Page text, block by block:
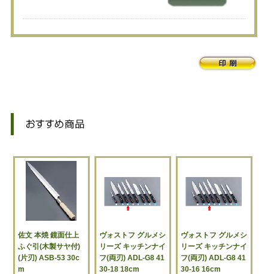
佐文 本焼 鏡面仕上
ふぐ引(木製サヤ付)
(片刃) ASB-53 30c
m
ヴォストフ グルメシ
リーズ キッチンナイ
フ(両刃) ADL-G8 41
30-18 18cm
ヴォストフ グルメシ
リーズ キッチンナイ
フ(両刃) ADL-G8 41
30-16 16cm